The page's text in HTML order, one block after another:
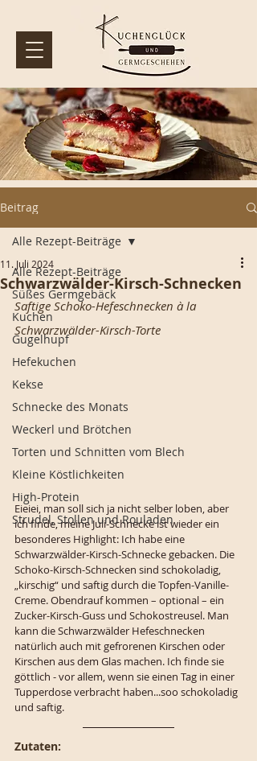
Beitrag
Alle Rezept-Beiträge
Süßes Germgebäck
Kuchen
Gugelhupf
Hefekuchen
Kekse
Schnecke des Monats
Weckerl und Brötchen
Torten und Schnitten vom Blech
Kleine Köstlichkeiten
High-Protein
Strudel, Stollen und Rouladen
Alle Rezept-Beiträge
Schwarzwälder-Kirsch-Schnecken
11. Juli 2024
Saftige Schoko-Hefeschnecken à la
Schwarzwälder-Kirsch-Torte
Eieiei, man soll sich ja nicht selber loben, aber
ich finde, meine Juli-Schnecke ist wieder ein
besonderes Highlight: Ich habe eine
Schwarzwälder-Kirsch-Schnecke gebacken. Die
Schoko-Kirsch-Schnecken sind schokoladig,
„kirschig“ und saftig durch die Topfen-Vanille-
Creme. Obendrauf kommen – optional – ein
Zucker-Kirsch-Guss und Schokostreusel. Man
kann die Schwarzwälder Hefeschnecken
natürlich auch mit gefrorenen Kirschen oder
Kirschen aus dem Glas machen. Ich finde sie
göttlich - vor allem, wenn sie einen Tag in einer
Tupperdose verbracht haben...soo schokoladig
und saftig.
Zutaten: